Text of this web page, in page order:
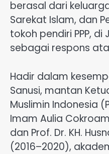
berasal dari
Sarekat Islam, dan
tokoh pendiri PPP,
sebagai respons
Hadir dalam
Sanusi, mantan
Muslimin Indonesia
Imam Aulia
dan Prof. Dr. KH.
(2016–2020),